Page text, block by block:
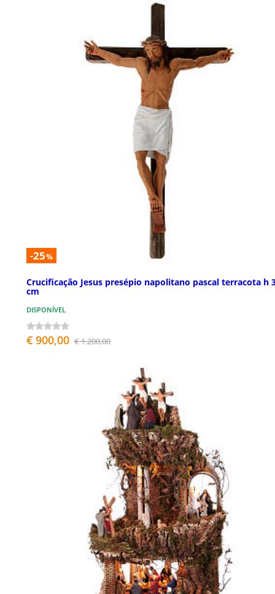
-25%
Crucificação Jesus presépio napolitano pascal terracota h
cm
DISPONÍVEL
€ 900,00 € 1.200,00